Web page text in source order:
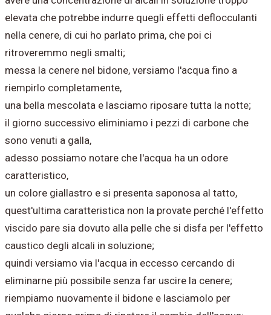
elevata che potrebbe indurre quegli effetti deflocculanti
nella cenere, di cui ho parlato prima, che poi ci
ritroveremmo negli smalti;
messa la cenere nel bidone, versiamo l'acqua fino a
riempirlo completamente,
una bella mescolata e lasciamo riposare tutta la notte;
il giorno successivo eliminiamo i pezzi di carbone che
sono venuti a galla,
adesso possiamo notare che l'acqua ha un odore
caratteristico,
un colore giallastro e si presenta saponosa al tatto,
quest'ultima caratteristica non la provate perché l'effetto
viscido pare sia dovuto alla pelle che si disfa per l'effetto
caustico degli alcali in soluzione;
quindi versiamo via l'acqua in eccesso cercando di
eliminarne più possibile senza far uscire la cenere;
riempiamo nuovamente il bidone e lasciamolo per